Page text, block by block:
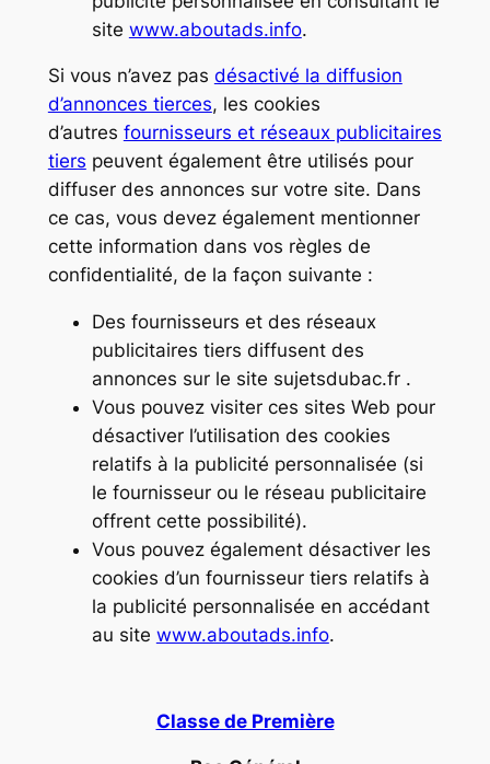
site www.aboutads.info.
Si vous n’avez pas désactivé la diffusion
d’annonces tierces, les cookies
d’autres fournisseurs et réseaux publicitaires
tiers peuvent également être utilisés pour
diffuser des annonces sur votre site. Dans
ce cas, vous devez également mentionner
cette information dans vos règles de
confidentialité, de la façon suivante :
Des fournisseurs et des réseaux
publicitaires tiers diffusent des
annonces sur le site sujetsdubac.fr .
Vous pouvez visiter ces sites Web pour
désactiver l’utilisation des cookies
relatifs à la publicité personnalisée (si
le fournisseur ou le réseau publicitaire
offrent cette possibilité).
Vous pouvez également désactiver les
cookies d’un fournisseur tiers relatifs à
la publicité personnalisée en accédant
au site www.aboutads.info.
Classe de Première